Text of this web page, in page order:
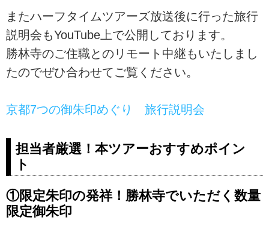
またハーフタイムツアーズ放送後に行った旅行
説明会もYouTube上で公開しております。
勝林寺のご住職とのリモート中継もいたしまし
たのでぜひ合わせてご覧ください。
京都7つの御朱印めぐり 旅行説明会
担当者厳選！本ツアーおすすめポイン
ト
①限定朱印の発祥！勝林寺でいただく数量
限定御朱印